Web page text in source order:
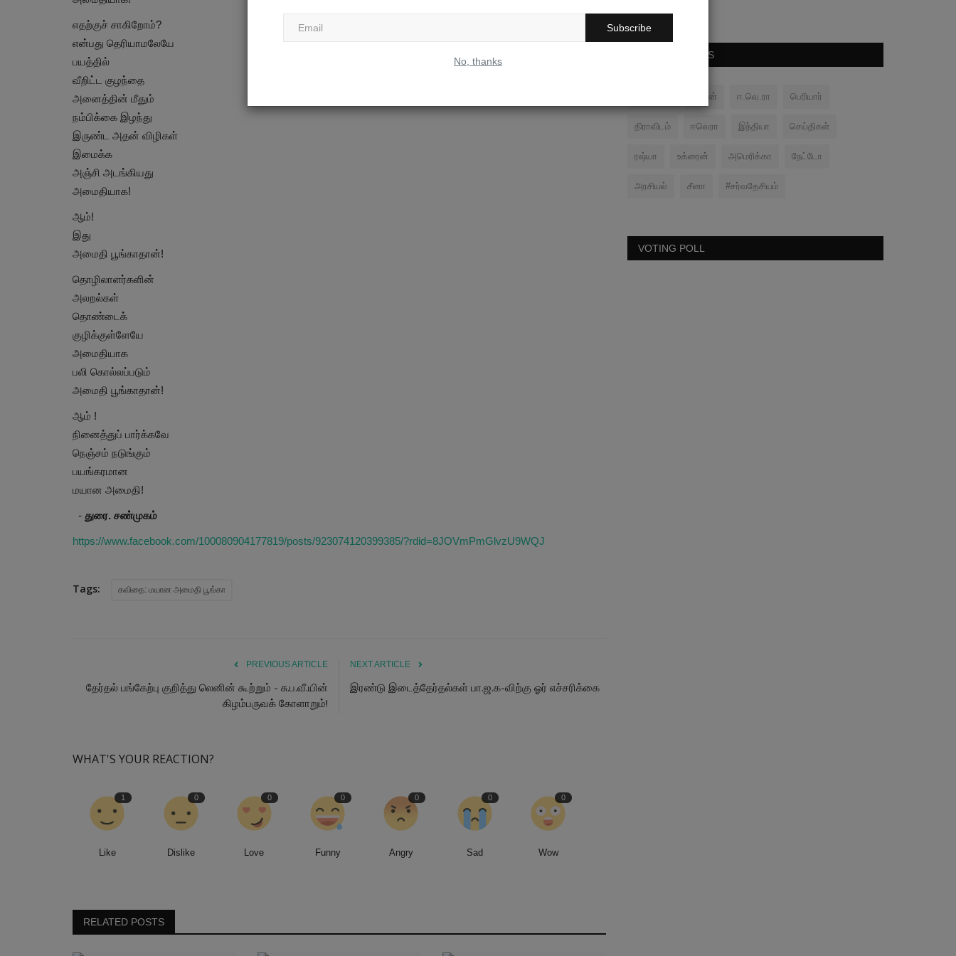
Subscribe
No, thanks
எதற்குச் சாகிறோம்?
என்பது தெரியாமலேயே
பயத்தில்
வீறிட்ட குழந்தை
அனைத்தின் மீதும்
நம்பிக்கை இழந்து
இருண்ட அதன் விழிகள்
இமைக்க
அஞ்சி அடங்கியது
அமைதியாக!
ஆம்!
இது
அமைதி பூங்காதான்!
தொழிலாளர்களின்
அலறல்கள்
தொண்டைக்
குழிக்குள்ளேயே
அமைதியாக
பலி கொல்லப்படும்
அமைதி பூங்காதான்!
ஆம் !
நினைத்துப் பார்க்கவே
நெஞ்சம் நடுங்கும்
பயங்கரமான
மயான அமைதி!
- துரை. சண்முகம்
https://www.facebook.com/100080904177819/posts/923074120399385/?rdid=8JOVmPmGlvzU9WQJ
Tags: கவிதை: மயான அமைதி பூங்கா
PREVIOUS ARTICLE
தேர்தல் பங்கேற்பு குறித்து லெனின் கூற்றும் - சு.ப.வீ.யின்
கிழம்பருவக் கோளாறும்!
NEXT ARTICLE
இரண்டு இடைத்தேர்தல்கள் பா.ஜ.க-விற்கு ஓர் எச்சரிக்கை
WHAT'S YOUR REACTION?
1
Like
0
Dislike
0
Love
0
Funny
0
Angry
0
Sad
0
Wow
RELATED POSTS
POPULAR TAGS
சமரன் ஈ.வெ.ரா பெரியார்
திராவிடம் ஈவெரா இந்தியா செய்திகள்
ரஷ்யா உக்ரைன் அமெரிக்கா நேட்டோ
அரசியல் சீனா #சர்வதேசியம்
VOTING POLL